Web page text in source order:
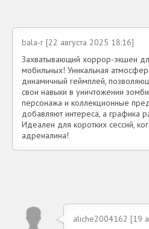
bala-r [22 августа 2025 18:16]
Захватывающий хоррор-экшен
мобильных! Уникальная
динамичный геймплей,
свои навыки в уничтожении
персонажа и коллекционные
добавляют интереса, а графика
Идеален для коротких сессий,
адреналина!
aliche2004162 [19